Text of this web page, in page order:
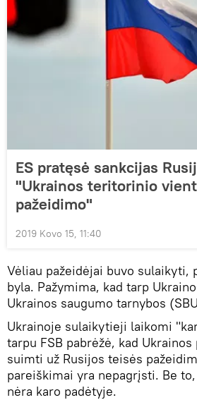
ES pratęsė sankcijas
"Ukrainos teritorinio
pažeidimo"
2019 Kovo 15, 11:40
Vėliau pažeidėjai buvo sulaikyti,
byla. Pažymima, kad tarp
Ukrainos saugumo tarnybos
Ukrainoje sulaikytieji laikomi
tarpu FSB pabrėžė, kad
suimti už Rusijos teisės
pareiškimai yra nepagrįsti. Be
nėra karo padėtyje.